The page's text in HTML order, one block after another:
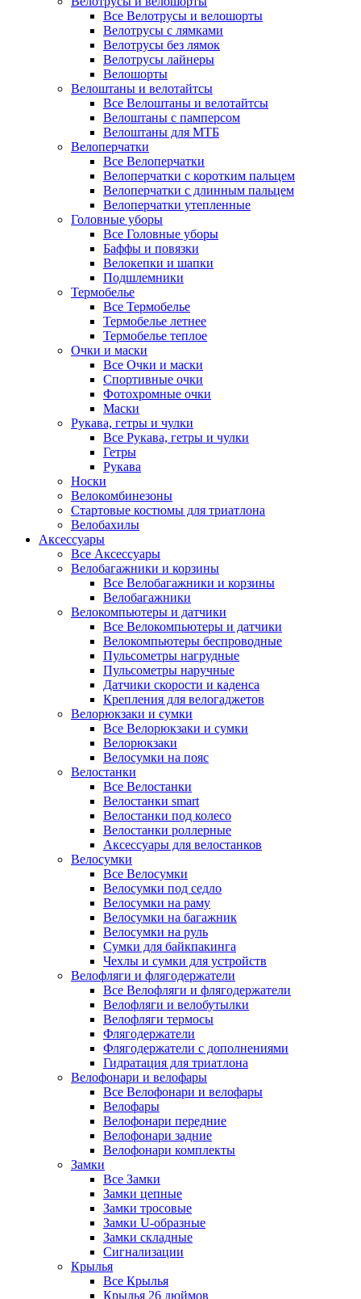
Все Велотрусы и велошорты
Велотрусы с лямками
Велотрусы без лямок
Велотрусы лайнеры
Велошорты
Велоштаны и велотайтсы
Все Велоштаны и велотайтсы
Велоштаны с памперсом
Велоштаны для МТБ
Велоперчатки
Все Велоперчатки
Велоперчатки с коротким пальцем
Велоперчатки с длинным пальцем
Велоперчатки утепленные
Головные уборы
Все Головные уборы
Баффы и повязки
Велокепки и шапки
Подшлемники
Термобелье
Все Термобелье
Термобелье летнее
Термобелье теплое
Очки и маски
Все Очки и маски
Спортивные очки
Фотохромные очки
Маски
Рукава, гетры и чулки
Все Рукава, гетры и чулки
Гетры
Рукава
Носки
Велокомбинезоны
Стартовые костюмы для триатлона
Велобахилы
Аксессуары
Все Аксессуары
Велобагажники и корзины
Все Велобагажники и корзины
Велобагажники
Велокомпьютеры и датчики
Все Велокомпьютеры и датчики
Велокомпьютеры беспроводные
Пульсометры нагрудные
Пульсометры наручные
Датчики скорости и каденса
Крепления для велогаджетов
Велорюкзаки и сумки
Все Велорюкзаки и сумки
Велорюкзаки
Велосумки на пояс
Велостанки
Все Велостанки
Велостанки smart
Велостанки под колесо
Велостанки роллерные
Аксессуары для велостанков
Велосумки
Все Велосумки
Велосумки под седло
Велосумки на раму
Велосумки на багажник
Велосумки на руль
Сумки для байкпакинга
Чехлы и сумки для устройств
Велофляги и флягодержатели
Все Велофляги и флягодержатели
Велофляги и велобутылки
Велофляги термосы
Флягодержатели
Флягодержатели с дополнениями
Гидратация для триатлона
Велофонари и велофары
Все Велофонари и велофары
Велофары
Велофонари передние
Велофонари задние
Велофонари комплекты
Замки
Все Замки
Замки цепные
Замки тросовые
Замки U-образные
Замки складные
Сигнализации
Крылья
Все Крылья
Крылья 26 дюймов